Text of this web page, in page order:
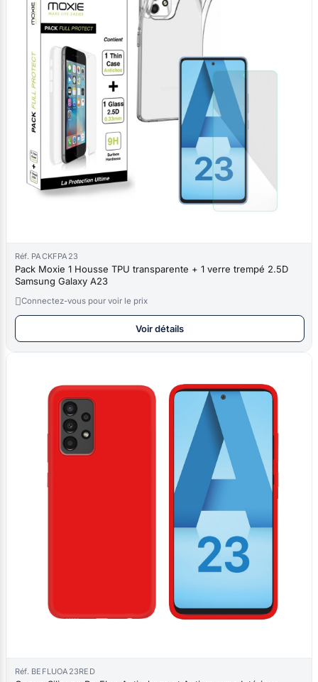
Réf. PACKFPA23
Pack Moxie 1 Housse TPU transparente + 1 verre trempé 2.5D
Samsung Galaxy A23
Connectez-vous pour voir le prix
Voir détails
Réf. BEFLUOA23RED